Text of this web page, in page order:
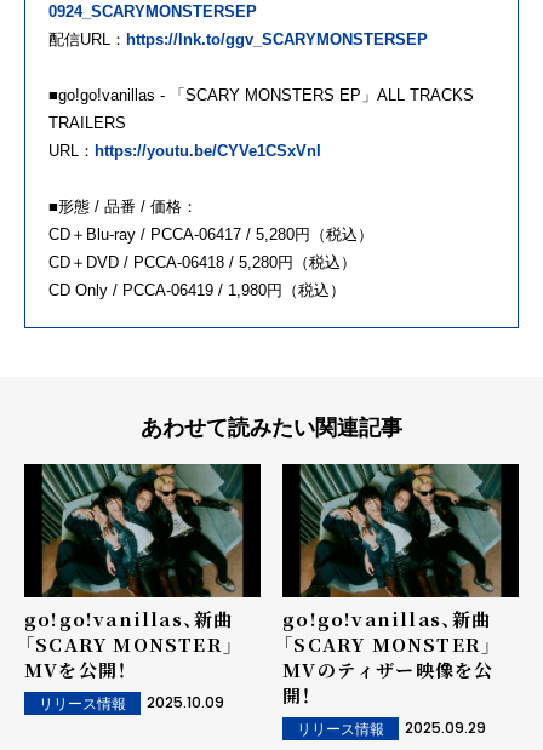
0924_SCARYMONSTERSEP
配信URL： https://lnk.to/ggv_ SCARYMONSTERSEP
■go!go!vanillas - 「 SCARY MONSTERS EP」ALL TRACKS
TRAILERS
URL： https://youtu.be/CYVe1CSxVnI
■形態 / 品番 / 価格：
CD＋Blu-ray / PCCA-06417 / 5,280円（税込）
CD＋DVD / PCCA-06418 / 5,280円（税込）
CD Only / PCCA-06419 / 1,980円（税込）
あわせて読みたい関連記事
go!go!vanillas、新曲
「SCARY MONSTER」
MVを公開！
リリース情報 2025.10.09
go!go!vanillas、新曲
「SCARY MONSTER」
MVのティザー映像を公
開！
リリース情報 2025.09.29